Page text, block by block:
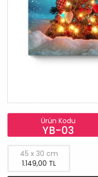
Ürün Kodu
YB-03
45 x 30 cm
1.149,00 TL